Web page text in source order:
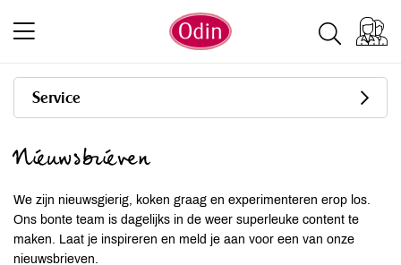
Service
Nieuwsbrieven
We zijn nieuwsgierig, koken graag en experimenteren erop los.
Ons bonte team is dagelijks in de weer superleuke content te
maken. Laat je inspireren en meld je aan voor een van onze
nieuwsbrieven.